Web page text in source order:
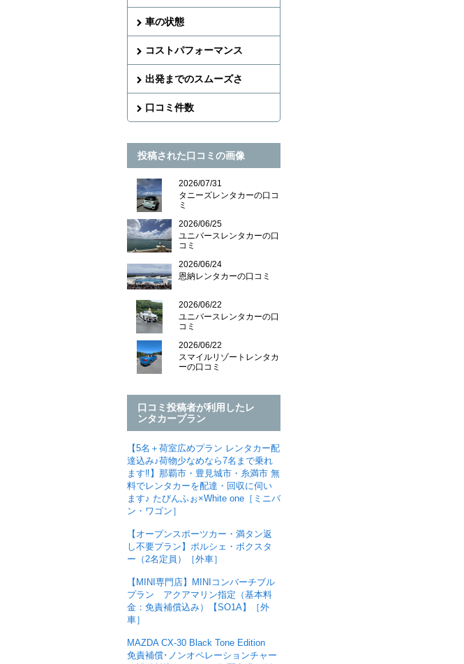
車の状態
コストパフォーマンス
出発までのスムーズさ
口コミ件数
投稿された口コミの画像
2026/07/31
タニーズレンタカーの口コ
ミ
2026/06/25
ユニバースレンタカーの口
コミ
2026/06/24
恩納レンタカーの口コミ
2026/06/22
ユニバースレンタカーの口
コミ
2026/06/22
スマイルリゾートレンタカ
ーの口コミ
口コミ投稿者が利用したレ
ンタカープラン
【5名＋荷室広めプラン レンタカー配
達込み♪荷物少なめなら7名まで乗れ
ます‼︎】那覇市・豊見城市・糸満市 無
料でレンタカーを配達・回収に伺い
ます♪ たびんふぉ×White one［ミニバ
ン・ワゴン］
【オープンスポーツカー・満タン返
し不要プラン】ポルシェ・ボクスタ
ー（2名定員）［外車］
【MINI専門店】MINIコンバーチブル
プラン アクアマリン指定（基本料
金：免責補償込み）【SO1A】［外
車］
MAZDA CX-30 Black Tone Edition
免責補償･ノンオペレーションチャー